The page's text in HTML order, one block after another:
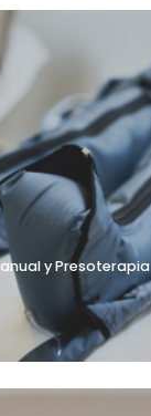
y Presoterapia